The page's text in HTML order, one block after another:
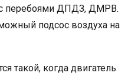
с перебоями ДПДЗ, ДМРВ.
подсос воздуха на
такой, когда двигатель